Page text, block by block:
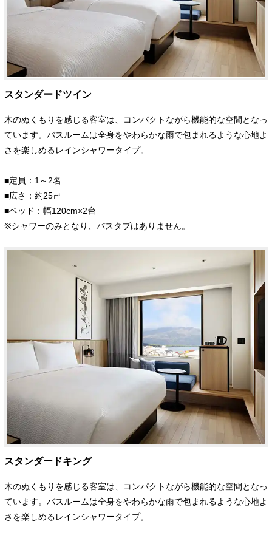
スタンダードツイン
木のぬくもりを感じる客室は、コンパクトながら機能的な空間となっ
ています。バスルームは全身をやわらかな雨で包まれるような心地よ
さを楽しめるレインシャワータイプ。
■定員：1～2名
■広さ：約25㎡
■ベッド：幅120cm×2台
※シャワーのみとなり、バスタブはありません。
スタンダードキング
木のぬくもりを感じる客室は、コンパクトながら機能的な空間となっ
ています。バスルームは全身をやわらかな雨で包まれるような心地よ
さを楽しめるレインシャワータイプ。